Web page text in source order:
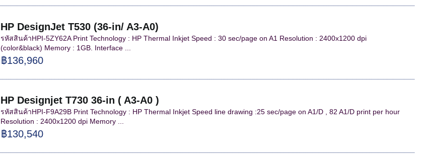
HP DesignJet T530 (36-in/ A3-A0)
รหัสสินค้าHPI-5ZY62A Print Technology : HP Thermal Inkjet Speed : 30 sec/page on A1 Resolution : 2400x1200 dpi
(color&black) Memory : 1GB. Interface ...
฿136,960
HP Designjet T730 36-in ( A3-A0 )
รหัสสินค้าHPI-F9A29B Print Technology : HP Thermal Inkjet Speed line drawing :25 sec/page on A1/D , 82 A1/D print per hour
Resolution : 2400x1200 dpi Memory ...
฿130,540